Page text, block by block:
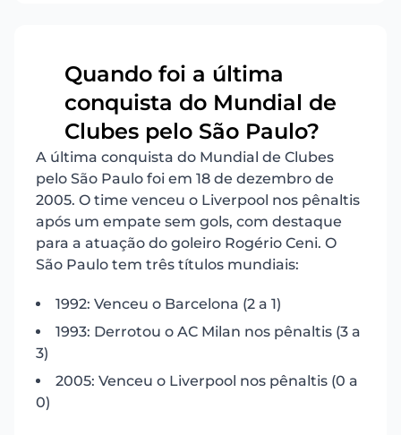
Quando foi a última
conquista do Mundial de
Clubes pelo São Paulo?
A última conquista do Mundial de Clubes
pelo São Paulo foi em 18 de dezembro de
2005. O time venceu o Liverpool nos pênaltis
após um empate sem gols, com destaque
para a atuação do goleiro Rogério Ceni. O
São Paulo tem três títulos mundiais:
1992: Venceu o Barcelona (2 a 1)
1993: Derrotou o AC Milan nos pênaltis (3 a
3)
2005: Venceu o Liverpool nos pênaltis (0 a
0)